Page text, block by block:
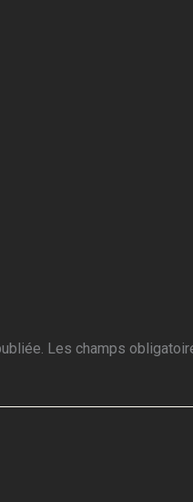
Les champs